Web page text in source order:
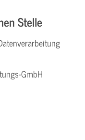
Stelle
GmbH